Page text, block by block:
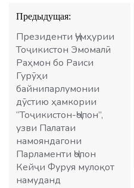
Навигация
по
записям
Предыдущая:
Президенти Ҷумҳурии
Тоҷикистон Эмомалӣ
Раҳмон бо Раиси
Гурӯҳи
байнипарлумонии
дӯстию ҳамкории
“Тоҷикистон-Ҷопон”,
узви Палатаи
намояндагони
Парламенти Ҷопон
Кейҷи Фуруя мулоқот
намуданд